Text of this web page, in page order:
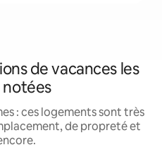
de vacances les
: ces logements sont très
de propreté et